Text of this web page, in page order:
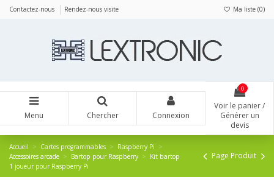
Contactez-nous Rendez-nous visite Ma liste (0)
Menu Chercher Connexion
0
Voir le panier /
Générer un
devis
Accueil Cartes programmables
Raspberry Pi
Accessoires arcade
Bartop pour Raspberry
Kit bartop
1 joueur pour Raspberry Pi
Page Produit
Panneau de gestion des cookies